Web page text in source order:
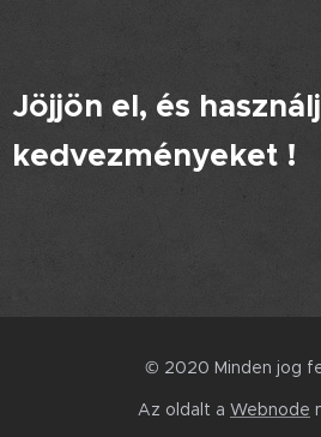
Jöjjön el, és
kedvezményeket !
© 2020 Minden jog
Az oldalt a Webnode